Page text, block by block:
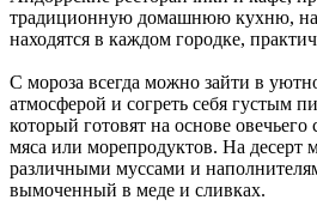
традиционную домашнюю кухню,
находятся в каждом городке,
С мороза всегда можно зайти в
атмосферой и согреть себя густым
который готовят на основе
мяса или морепродуктов. На десерт
различными муссами и
вымоченный в меде и сливках.